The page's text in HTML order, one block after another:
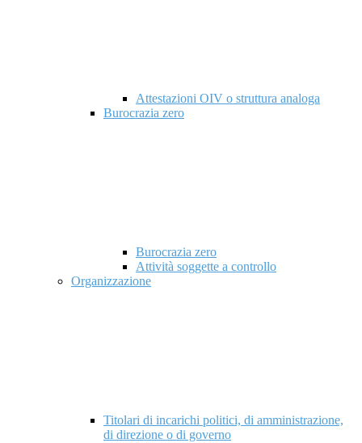
Attestazioni OIV o struttura analoga
Burocrazia zero
Burocrazia zero
Attività soggette a controllo
Organizzazione
Titolari di incarichi politici, di amministrazione,
di direzione o di governo